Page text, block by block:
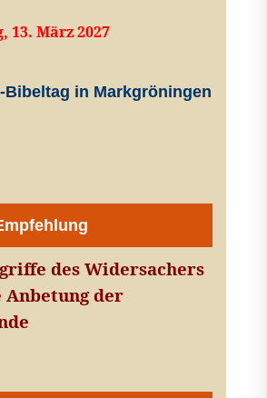
13. März 2027
Bibeltag in Markgröningen
des Widersachers
Anbetung der